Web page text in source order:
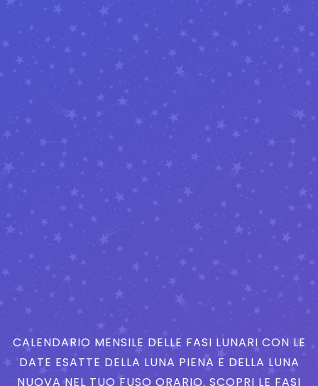
CALENDARIO MENSILE DELLE FASI LUNARI CON LE
DATE ESATTE DELLA LUNA PIENA E DELLA LUNA
NUOVA NEL TUO FUSO ORARIO. SCOPRI LE FASI